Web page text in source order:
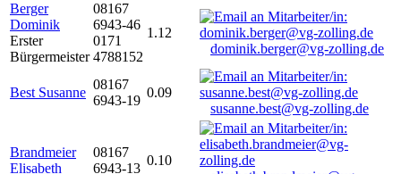
Berger
Dominik
Erster
Bürgermeister
08167
6943-46
0171
4788152
1.12
dominik.berger@vg-zolling.de
Best Susanne
08167
6943-19
0.09
susanne.best@vg-zolling.de
Brandmeier
Elisabeth
08167
6943-13
0.10